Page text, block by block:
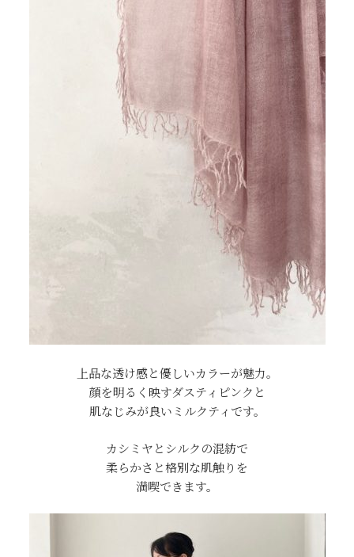
上品な透け感と優しいカラーが魅力。
顔を明るく映すダスティピンクと
肌なじみが良いミルクティです。
カシミヤとシルクの混紡で
柔らかさと格別な肌触りを
満喫できます。